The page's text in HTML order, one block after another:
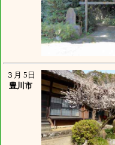
３月 5日
豊川市